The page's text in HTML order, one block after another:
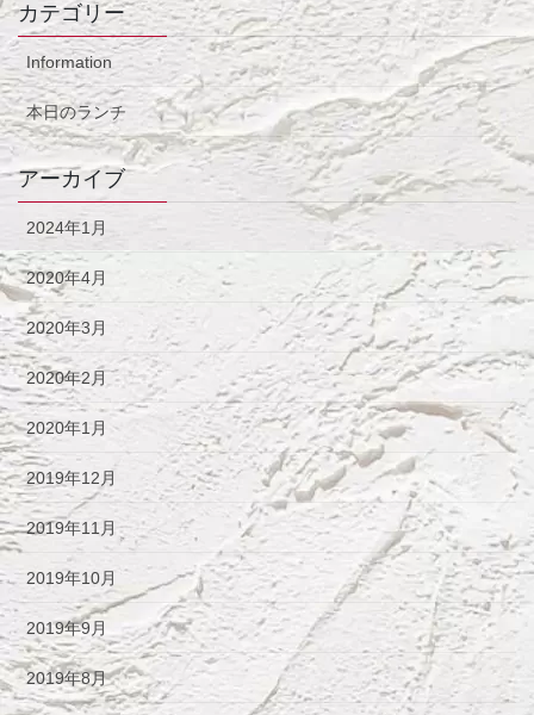
カテゴリー
Information
本日のランチ
アーカイブ
2024年1月
2020年4月
2020年3月
2020年2月
2020年1月
2019年12月
2019年11月
2019年10月
2019年9月
2019年8月